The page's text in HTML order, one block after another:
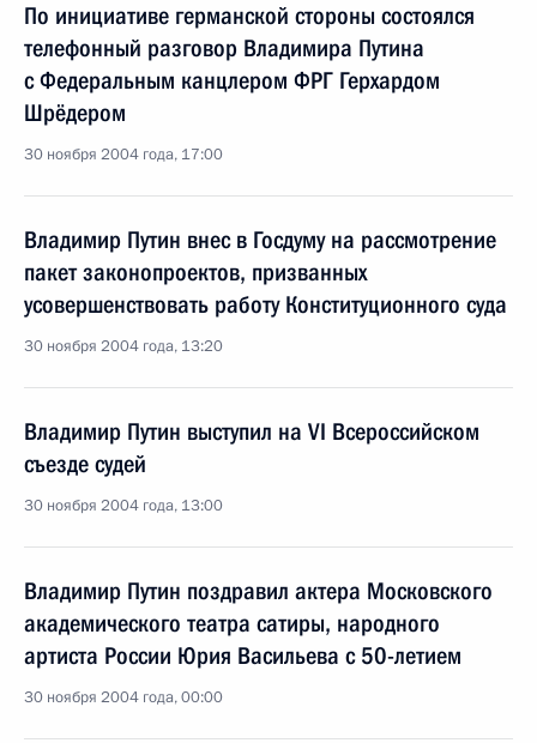
По инициативе германской стороны состоялся
телефонный разговор Владимира Путина
с Федеральным канцлером ФРГ Герхардом
Шрёдером
30 ноября 2004 года, 17:00
Владимир Путин внес в Госдуму на рассмотрение
пакет законопроектов, призванных
усовершенствовать работу Конституционного суда
30 ноября 2004 года, 13:20
Владимир Путин выступил на VI Всероссийском
съезде судей
30 ноября 2004 года, 13:00
Владимир Путин поздравил актера Московского
академического театра сатиры, народного
артиста России Юрия Васильева с 50-летием
30 ноября 2004 года, 00:00